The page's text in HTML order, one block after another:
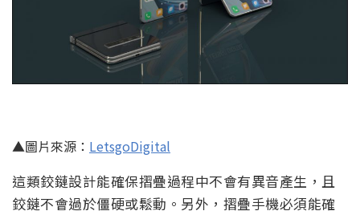
▲圖片來源： LetsgoDigital
這類鉸鏈設計能確保摺疊過程中不會有異音產生，且
鉸鏈不會過於僵硬或鬆動。另外，摺疊手機必須能確